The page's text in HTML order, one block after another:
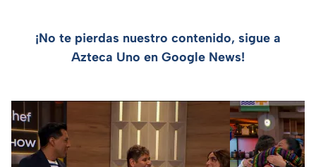
¡No te pierdas nuestro contenido, sigue a
Azteca Uno en Google News!